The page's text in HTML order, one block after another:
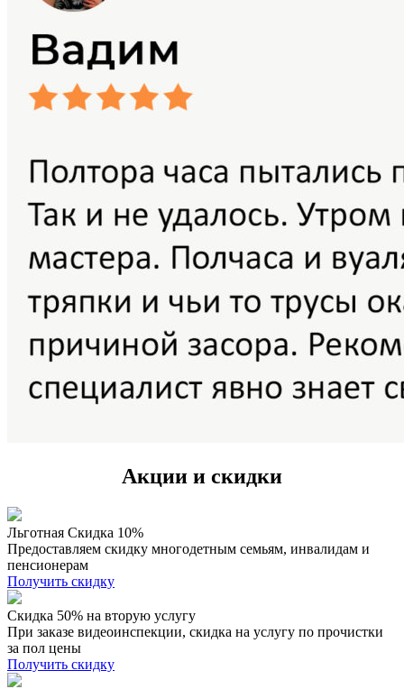
Акции и скидки
Льготная Скидка 10%
Предоставляем скидку многодетным семьям, инвалидам и
пенсионерам
Получить скидку
Скидка 50% на вторую услугу
При заказе видеоинспекции, скидка на услугу по прочистки
за пол цены
Получить скидку